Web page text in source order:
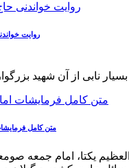
روایت
متن کامل
یکتا، امام جمعه